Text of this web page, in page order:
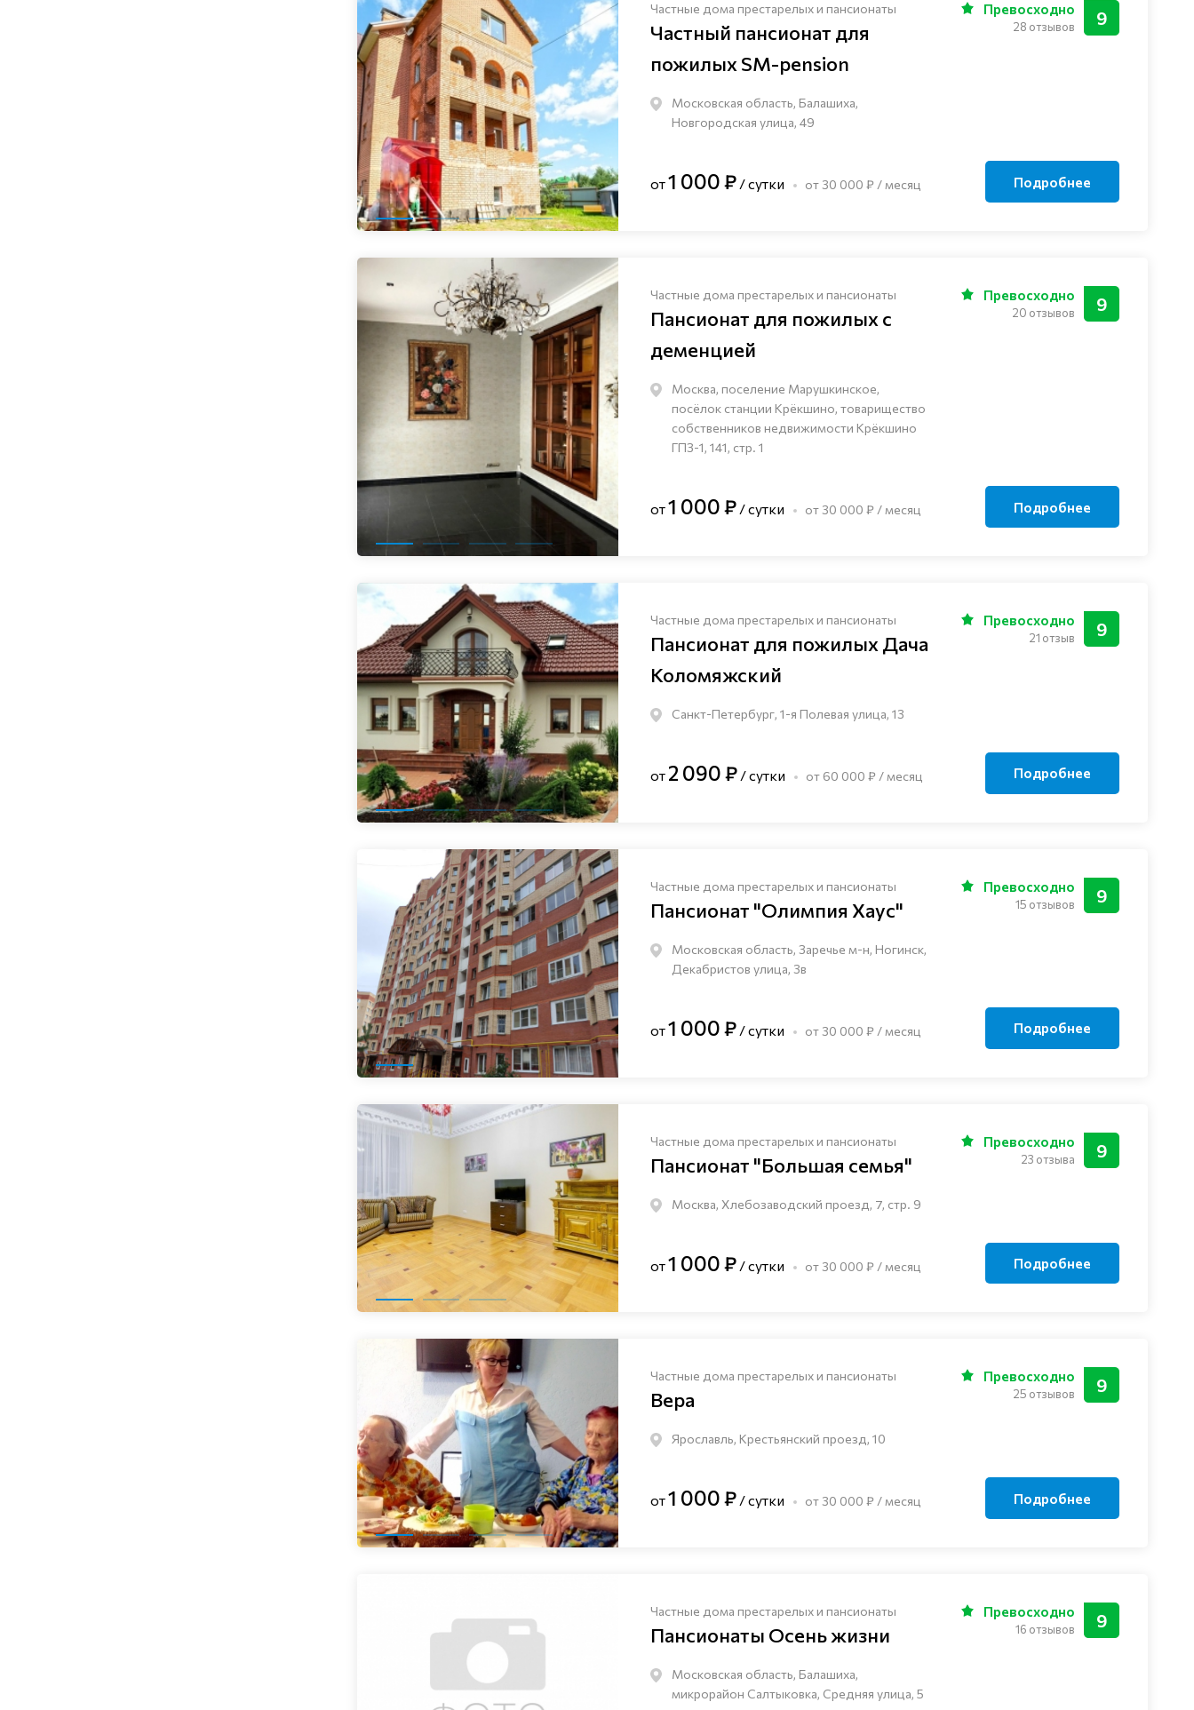
Частные дома престарелых и пансионаты
Частный пансионат для
пожилых SM-pension
Московская область, Балашиха,
Новгородская улица, 49
9
Превосходно
28 отзывов
от1 000 ₽ / сутки от 30 000 ₽ / месяц Подробнее
Частные дома престарелых и пансионаты
Пансионат для пожилых с
деменцией
Москва, поселение Марушкинское,
посёлок станции Крёкшино, товарищество
собственников недвижимости Крёкшино
ГПЗ-1, 141, стр. 1
9
Превосходно
20 отзывов
от1 000 ₽ / сутки от 30 000 ₽ / месяц Подробнее
Частные дома престарелых и пансионаты
Пансионат для пожилых Дача
Коломяжский
Санкт-Петербург, 1-я Полевая улица, 13
9
Превосходно
21 отзыв
от 2 090 ₽ / сутки от 60 000 ₽ / месяц Подробнее
Частные дома престарелых и пансионаты
Пансионат "Олимпия Хаус"
Московская область, Заречье м-н, Ногинск, ​
Декабристов улица, 3в
9
Превосходно
15 отзывов
от1 000 ₽ / сутки от 30 000 ₽ / месяц Подробнее
Частные дома престарелых и пансионаты
Пансионат "Большая семья"
Москва, Хлебозаводский проезд, 7, стр. 9
9
Превосходно
23 отзыва
от1 000 ₽ / сутки от 30 000 ₽ / месяц Подробнее
Частные дома престарелых и пансионаты
Вера
Ярославль, Крестьянский проезд, 10
9
Превосходно
25 отзывов
от1 000 ₽ / сутки от 30 000 ₽ / месяц Подробнее
Частные дома престарелых и пансионаты
Пансионаты Осень жизни
Московская область, Балашиха,
микрорайон Салтыковка, Средняя улица, 5
9
Превосходно
16 отзывов